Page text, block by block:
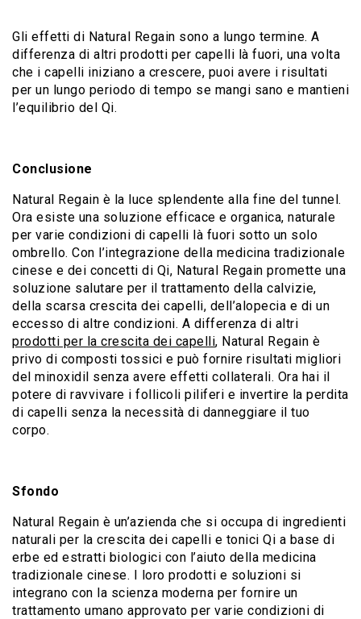
Gli effetti di Natural Regain sono a lungo termine. A
differenza di altri prodotti per capelli là fuori, una volta
che i capelli iniziano a crescere, puoi avere i risultati
per un lungo periodo di tempo se mangi sano e mantieni
l’equilibrio del Qi.
Conclusione
Natural Regain è la luce splendente alla fine del tunnel.
Ora esiste una soluzione efficace e organica, naturale
per varie condizioni di capelli là fuori sotto un solo
ombrello. Con l’integrazione della medicina tradizionale
cinese e dei concetti di Qi, Natural Regain promette una
soluzione salutare per il trattamento della calvizie,
della scarsa crescita dei capelli, dell’alopecia e di un
eccesso di altre condizioni. A differenza di altri
prodotti per la crescita dei capelli, Natural Regain è
privo di composti tossici e può fornire risultati migliori
del minoxidil senza avere effetti collaterali. Ora hai il
potere di ravvivare i follicoli piliferi e invertire la perdita
di capelli senza la necessità di danneggiare il tuo
corpo.
Sfondo
Natural Regain è un’azienda che si occupa di ingredienti
naturali per la crescita dei capelli e tonici Qi a base di
erbe ed estratti biologici con l’aiuto della medicina
tradizionale cinese. I loro prodotti e soluzioni si
integrano con la scienza moderna per fornire un
trattamento umano approvato per varie condizioni di